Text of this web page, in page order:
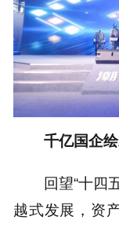
千亿国企
回望“十四
越式发展，资